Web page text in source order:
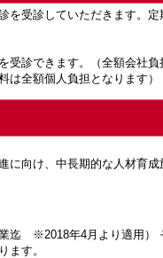
受診していただきます。
診できます。（全額会社負
全額個人負担となります）
に向け、中長期的な人材育
迄 ※2018年4月より適用）
ます。